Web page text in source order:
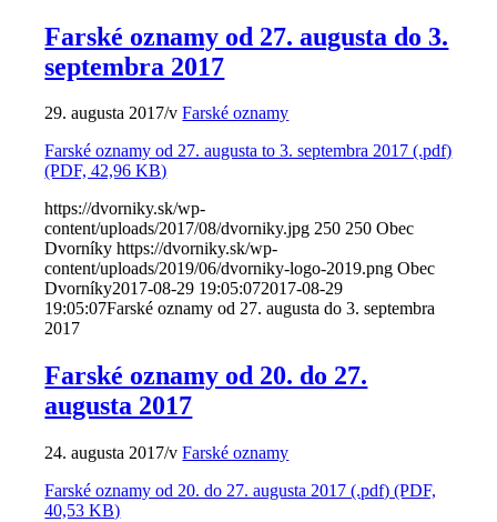
Farské oznamy od 27. augusta do 3.
septembra 2017
29. augusta 2017/vFarské oznamy
Farské oznamy od 27. augusta to 3. septembra 2017 (.pdf)
(PDF, 42,96 KB)
https://dvorniky.sk/wp-
content/uploads/2017/08/dvorniky.jpg 250 250 Obec
Dvorníky https://dvorniky.sk/wp-
content/uploads/2019/06/dvorniky-logo-2019.png Obec
Dvorníky2017-08-29 19:05:072017-08-29
19:05:07Farské oznamy od 27. augusta do 3. septembra
2017
Farské oznamy od 20. do 27.
augusta 2017
24. augusta 2017/vFarské oznamy
Farské oznamy od 20. do 27. augusta 2017 (.pdf) (PDF,
40,53 KB)